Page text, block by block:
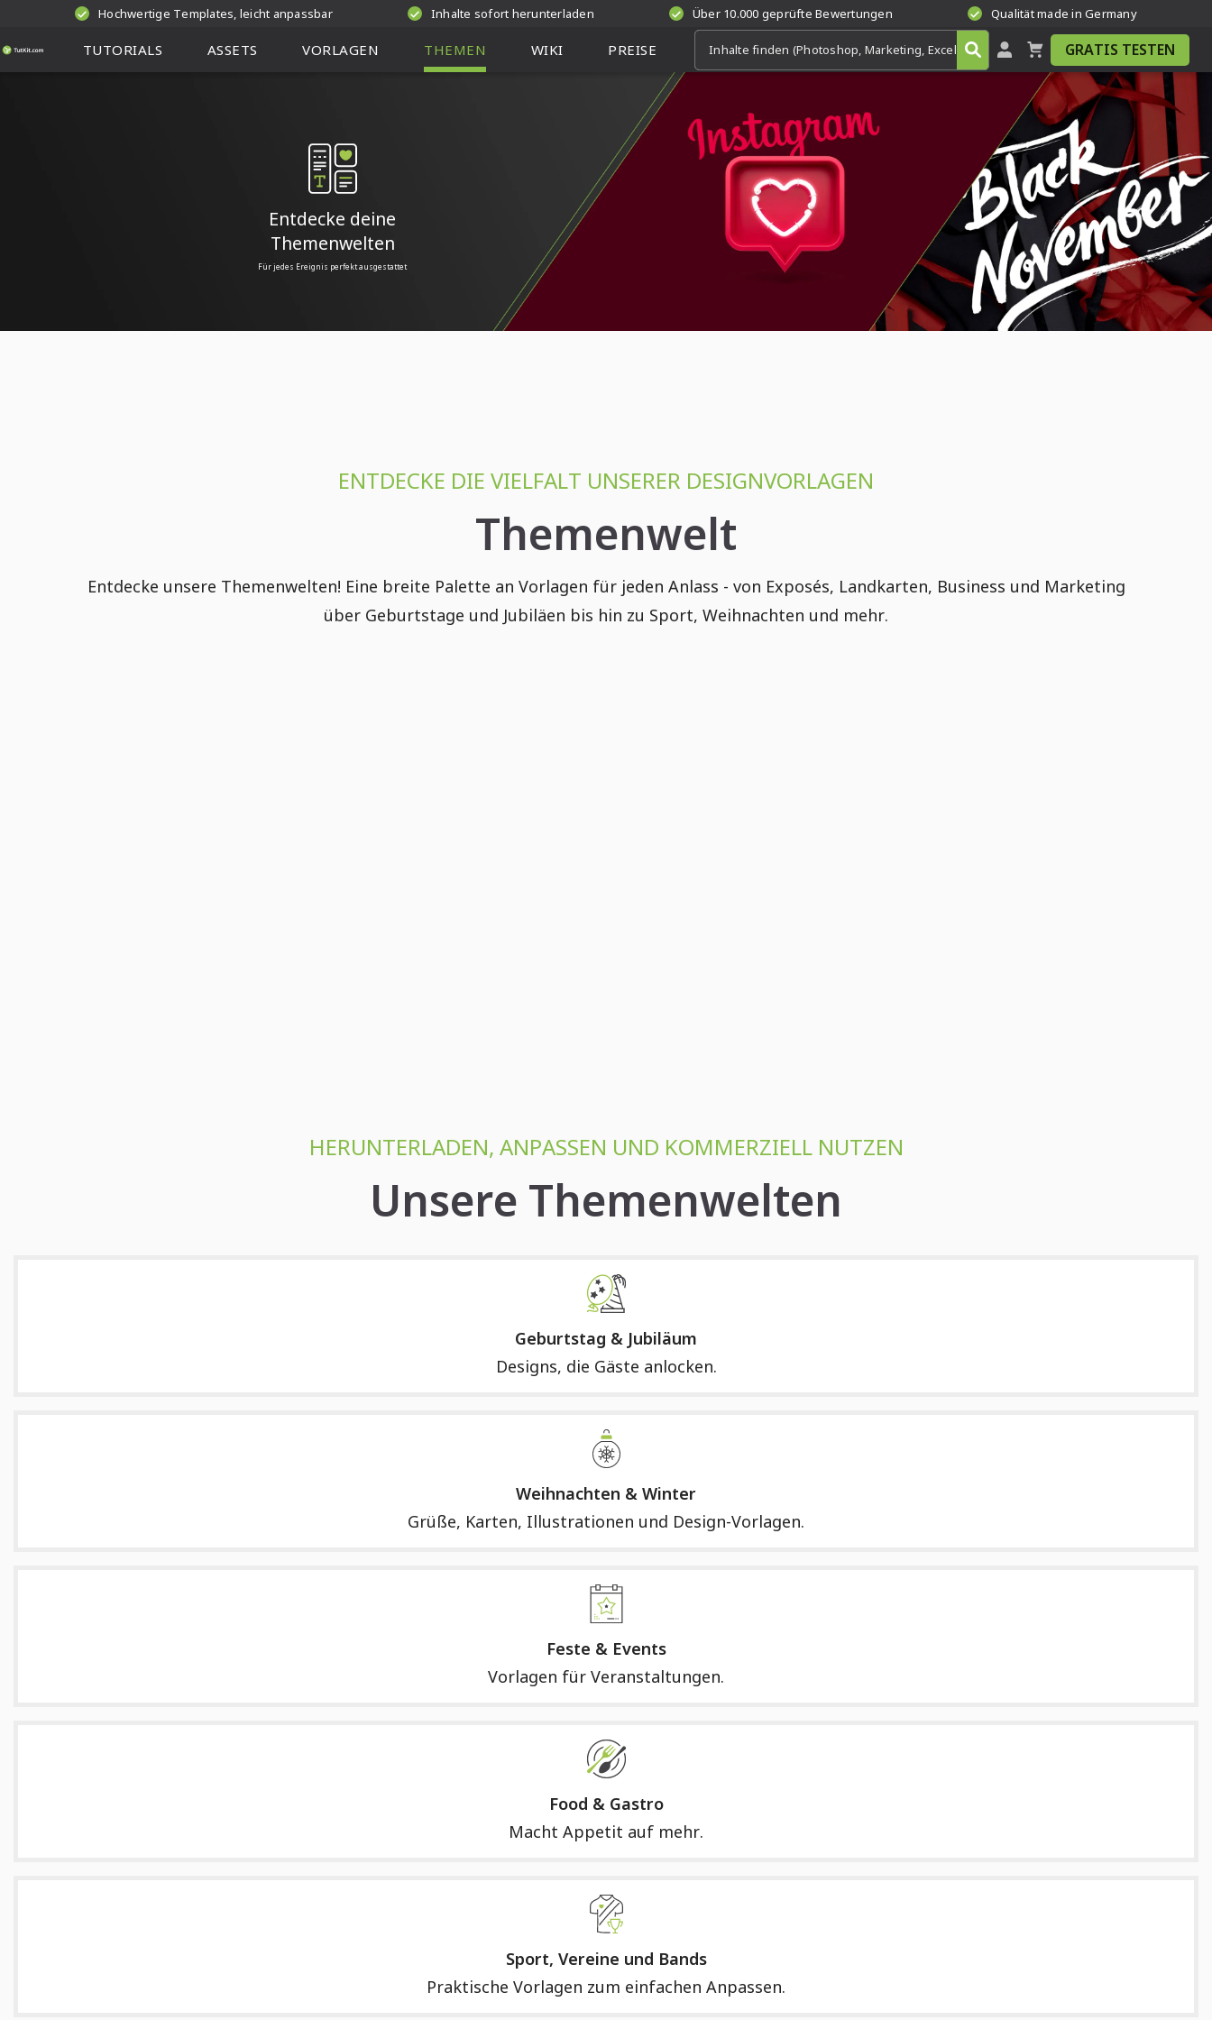
Hochwertige Templates, leicht anpassbar Inhalte sofort herunterladen Über 10.000 geprüfte Bewertungen Qualität made in Germany
TUTORIALS ASSETS VORLAGEN THEMEN WIKI PREISE GRATIS TESTEN
Entdecke deine
Themenwelten
Für jedes Ereignis perfekt ausgestattet
ENTDECKE DIE VIELFALT UNSERER DESIGNVORLAGEN
Themenwelt
Entdecke unsere Themenwelten! Eine breite Palette an Vorlagen für jeden Anlass - von Exposés, Landkarten, Business und Marketing
über Geburtstage und Jubiläen bis hin zu Sport, Weihnachten und mehr.
HERUNTERLADEN, ANPASSEN UND KOMMERZIELL NUTZEN
Unsere Themenwelten
Geburtstag & Jubiläum
Designs, die Gäste anlocken.
Weihnachten & Winter
Grüße, Karten, Illustrationen und Design-Vorlagen.
Feste & Events
Vorlagen für Veranstaltungen.
Food & Gastro
Macht Appetit auf mehr.
Sport, Vereine und Bands
Praktische Vorlagen zum einfachen Anpassen.